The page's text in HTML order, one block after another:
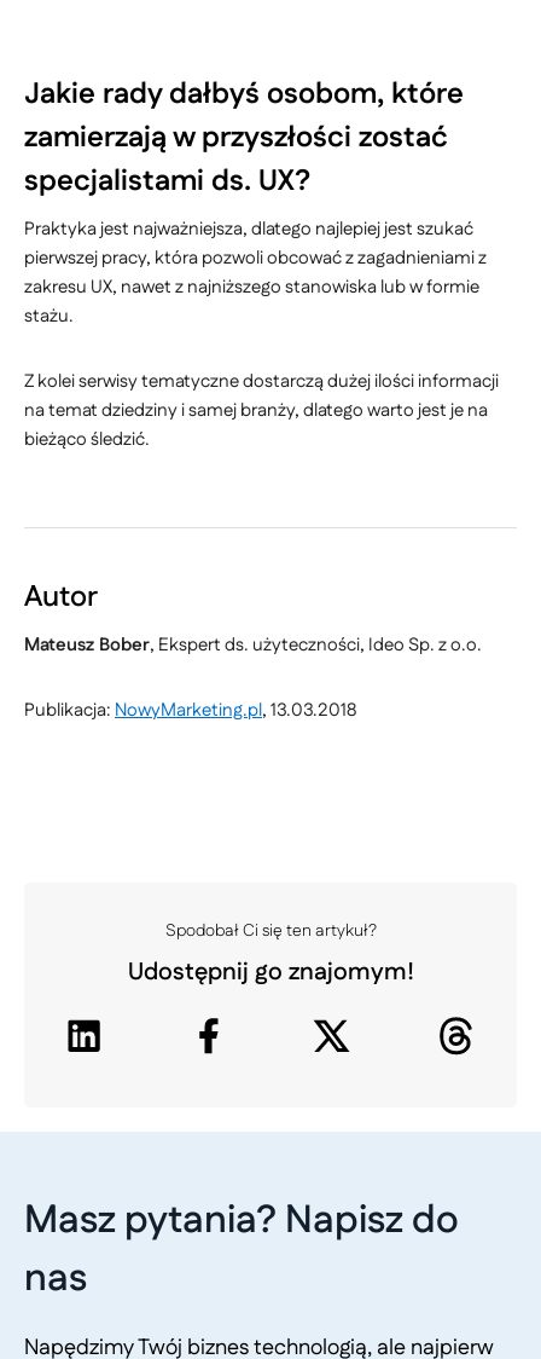
Jakie rady dałbyś osobom, które
zamierzają w przyszłości zostać
specjalistami ds. UX?
Praktyka jest najważniejsza, dlatego najlepiej jest szukać
pierwszej pracy, która pozwoli obcować z zagadnieniami z
zakresu UX, nawet z najniższego stanowiska lub w formie
stażu.
Z kolei serwisy tematyczne dostarczą dużej ilości informacji
na temat dziedziny i samej branży, dlatego warto jest je na
bieżąco śledzić.
Autor
Mateusz Bober, Ekspert ds. użyteczności, Ideo Sp. z o.o.
Publikacja: NowyMarketing.pl, 13.03.2018
Spodobał Ci się ten artykuł?
Udostępnij go znajomym!
Masz pytania? Napisz do
nas
Napędzimy Twój biznes technologią, ale najpierw